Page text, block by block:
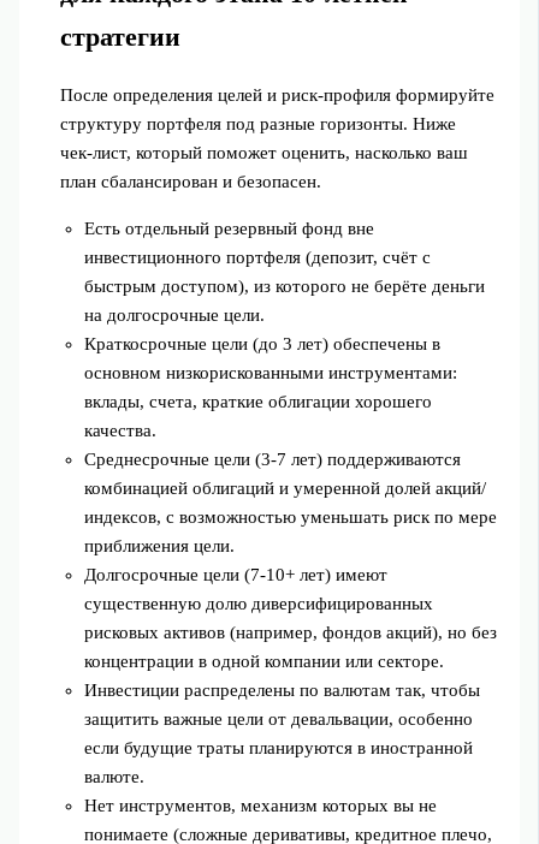
стратегии
После определения целей и риск‑профиля формируйте
структуру портфеля под разные горизонты. Ниже
чек‑лист, который поможет оценить, насколько ваш
план сбалансирован и безопасен.
Есть отдельный резервный фонд вне
инвестиционного портфеля (депозит, счёт с
быстрым доступом), из которого не берёте деньги
на долгосрочные цели.
Краткосрочные цели (до 3 лет) обеспечены в
основном низкорискованными инструментами:
вклады, счета, краткие облигации хорошего
качества.
Среднесрочные цели (3-7 лет) поддерживаются
комбинацией облигаций и умеренной долей акций/
индексов, с возможностью уменьшать риск по мере
приближения цели.
Долгосрочные цели (7-10+ лет) имеют
существенную долю диверсифицированных
рисковых активов (например, фондов акций), но без
концентрации в одной компании или секторе.
Инвестиции распределены по валютам так, чтобы
защитить важные цели от девальвации, особенно
если будущие траты планируются в иностранной
валюте.
Нет инструментов, механизм которых вы не
понимаете (сложные деривативы, кредитное плечо,